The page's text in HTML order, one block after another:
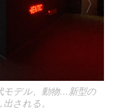
段階で描かれた無数のス